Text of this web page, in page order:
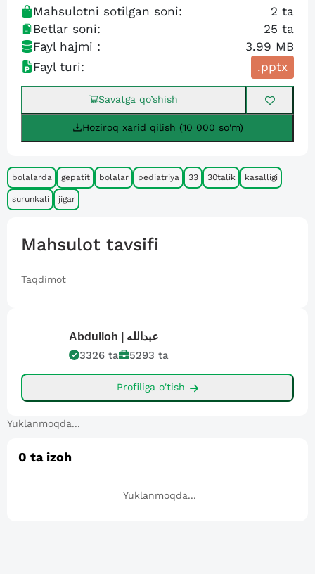
Mahsulotni sotilgan soni: 2 ta
Betlar soni:
25 ta
Fayl hajmi :
3.99 MB
Fayl turi:
.pptx
Savatga qo’shish
Hoziroq xarid qilish (10 000 so'm)
bolalarda gepatit bolalar pediatriya 33 30talik kasalligi
surunkali jigar
Mahsulot tavsifi
Taqdimot
Abdulloh | عبدالله
3326 ta 5293 ta
Profiliga o'tish
Yuklanmoqda...
0 ta izoh
Yuklanmoqda...